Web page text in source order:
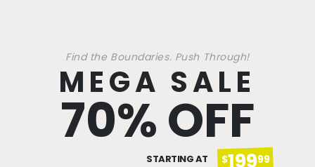
Find the Boundaries. Push Through!
MEGA SALE
70% OFF
STARTING AT $19999